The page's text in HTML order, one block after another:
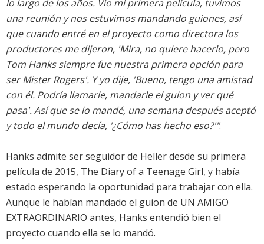
lo largo de los años. Vio mi primera película, tuvimos
una reunión y nos estuvimos mandando guiones, así
que cuando entré en el proyecto como directora los
productores me dijeron, 'Mira, no quiere hacerlo, pero
Tom Hanks siempre fue nuestra primera opción para
ser Mister Rogers'. Y yo dije, 'Bueno, tengo una amistad
con él. Podría llamarle, mandarle el guion y ver qué
pasa'. Así que se lo mandé, una semana después aceptó
y todo el mundo decía, '¿Cómo has hecho eso?'".
Hanks admite ser seguidor de Heller desde su primera
película de 2015, The Diary of a Teenage Girl, y había
estado esperando la oportunidad para trabajar con ella.
Aunque le habían mandado el guion de UN AMIGO
EXTRAORDINARIO antes, Hanks entendió bien el
proyecto cuando ella se lo mandó.